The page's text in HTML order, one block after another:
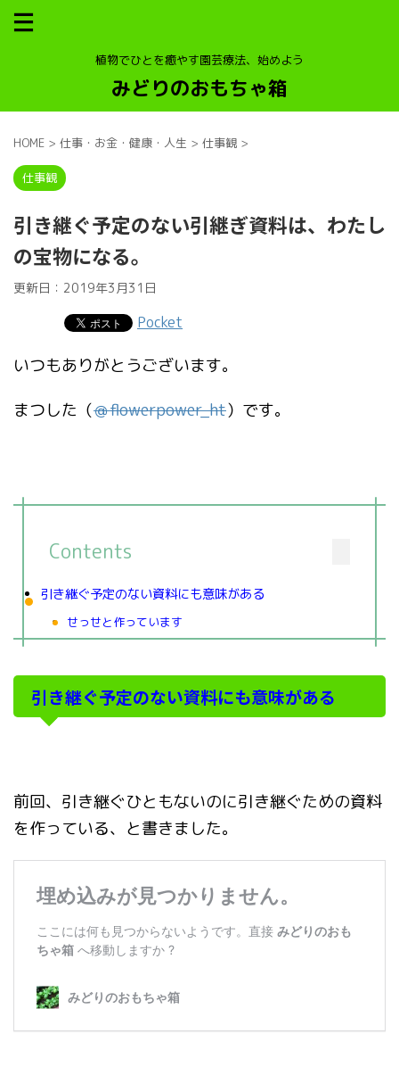
植物でひとを癒やす園芸療法、始めよう
みどりのおもちゃ箱
HOME > 仕事・お金・健康・人生 > 仕事観 >
仕事観
引き継ぐ予定のない引継ぎ資料は、わたし
の宝物になる。
更新日： 2019年3月31日
Pocket
いつもありがとうございます。
まつした（＠flowerpower_ht）です。
Contents
引き継ぐ予定のない資料にも意味がある
せっせと作っています
引き継ぐ予定のない資料にも意味がある
前回、引き継ぐひともないのに引き継ぐための資料
を作っている、と書きました。